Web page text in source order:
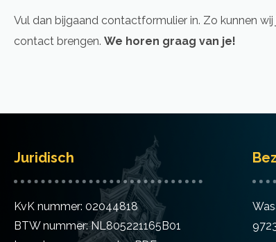
Vul dan bijgaand contactformulier in. Zo kunnen
contact brengen. We horen graag van je!
Juridisch
KvK nummer: 02044818
BTW nummer: NL805221165B01